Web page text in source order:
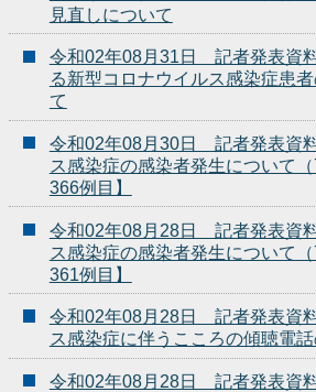
見直しについて
令和02年08月31日 記者発表資
る新型コロナウイルス感染症患
て
令和02年08月30日 記者発表資
ス感染症の感染者発生について
366例目】
令和02年08月28日 記者発表資
ス感染症の感染者発生について
361例目】
令和02年08月28日 記者発表資
ス感染症に伴うこころの傾聴電
令和02年08月28日 記者発表資